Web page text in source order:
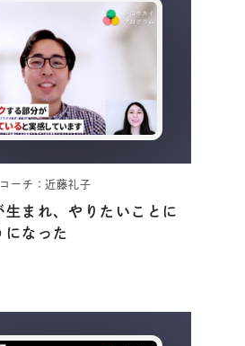
ーチ：近藤礼子
生まれ、やりたいことに
になった